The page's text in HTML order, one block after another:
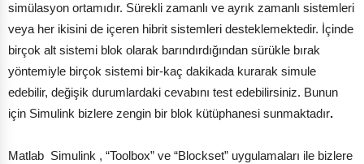
simülasyon ortamıdır. Sürekli zamanlı ve ayrık zamanlı sistemleri
veya her ikisini de içeren hibrit sistemleri desteklemektedir. İçinde
birçok alt sistemi blok olarak barındırdığından sürükle bırak
yöntemiyle birçok sistemi bir-kaç dakikada kurarak simule
edebilir, değişik durumlardaki cevabını test edebilirsiniz. Bunun
için Simulink bizlere zengin bir blok kütüphanesi sunmaktadır.
Matlab Simulink , “Toolbox” ve “Blockset” uygulamaları ile bizlere